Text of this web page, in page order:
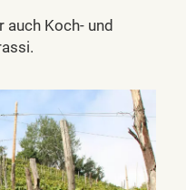
auch Koch- und